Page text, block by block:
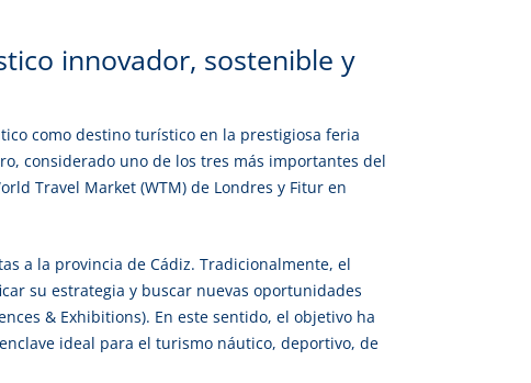
innovador, sostenible y
como destino turístico en la prestigiosa feria
considerado uno de los tres más importantes del
Travel Market (WTM) de Londres y Fitur en
a la provincia de Cádiz. Tradicionalmente, el
su estrategia y buscar nuevas oportunidades
& Exhibitions). En este sentido, el objetivo ha
ideal para el turismo náutico, deportivo, de